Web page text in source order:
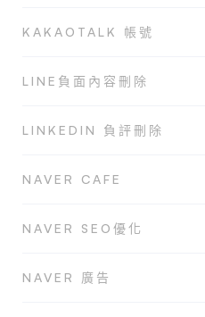
KAKAOTALK 帳號
LINE負面內容刪除
LINKEDIN 負評刪除
NAVER CAFE
NAVER SEO優化
NAVER 廣告